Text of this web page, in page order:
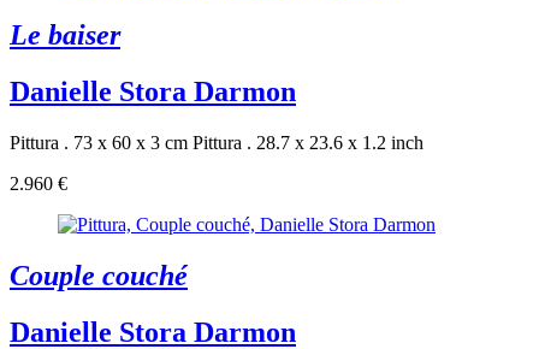
Le baiser
Danielle Stora Darmon
Pittura . 73 x 60 x 3 cm Pittura . 28.7 x 23.6 x 1.2 inch
2.960 €
Couple couché
Danielle Stora Darmon